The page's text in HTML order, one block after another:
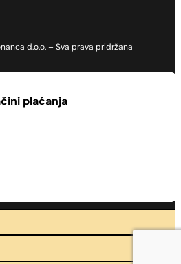
d.o.o. – Sva prava pridržana
plaćanja